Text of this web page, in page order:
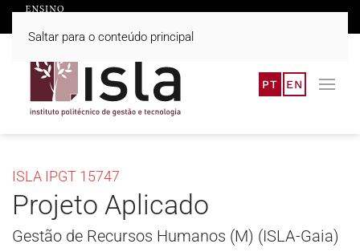
Saltar para o conteúdo principal
PT EN
ISLA IPGT 15747
Projeto Aplicado
Gestão de Recursos Humanos (M) (ISLA-Gaia)